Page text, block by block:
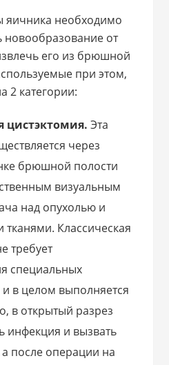
яичника необходимо
новообразование от
его из брюшной
при этом,
2 категории:
цистэктомия. Эта
через
брюшной полости
визуальным
над опухолью и
Классическая
требует
специальных
в целом выполняется
в открытый разрез
инфекция и вызвать
после операции на